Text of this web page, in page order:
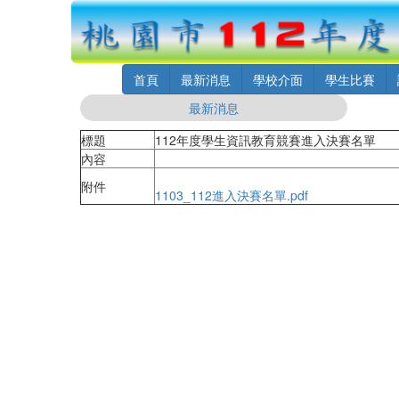
首頁 最新消息 學校介面 學生比賽
最新消息
標題
112年度學生資訊教育競賽進入決賽名單
內容
附件
1103_112進入決賽名單.pdf